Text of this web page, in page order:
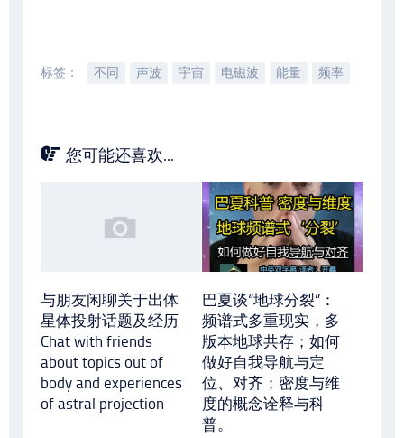
标签： 不同 声波 宇宙 电磁波 能量 频率
您可能还喜欢...
与朋友闲聊关于出体
星体投射话题及经历
Chat with friends
about topics out of
body and experiences
of astral projection
巴夏谈“地球分裂”：
频谱式多重现实，多
版本地球共存；如何
做好自我导航与定
位、对齐；密度与维
度的概念诠释与科
普。